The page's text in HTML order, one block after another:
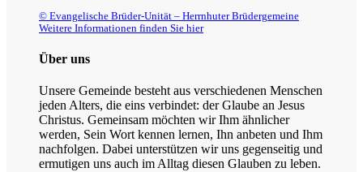
© Evangelische Brüder-Unität – Herrnhuter Brüdergemeine
Weitere Informationen finden Sie hier
Über uns
Unsere Gemeinde besteht aus verschiedenen Menschen
jeden Alters, die eins verbindet: der Glaube an Jesus
Christus. Gemeinsam möchten wir Ihm ähnlicher
werden, Sein Wort kennen lernen, Ihn anbeten und Ihm
nachfolgen. Dabei unterstützen wir uns gegenseitig und
ermutigen uns auch im Alltag diesen Glauben zu leben.